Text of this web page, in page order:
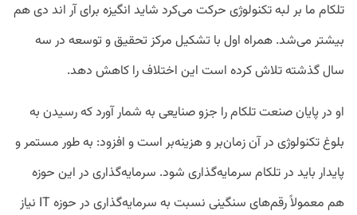
تلکام ما بر لبه تکنولوژی حرکت می‌کرد شاید انگیزه برای آر اند دی هم
بیشتر می‌شد. همراه اول با تشکیل مرکز تحقیق و توسعه در سه
سال گذشته تلاش کرده است این اختلاف را کاهش دهد.
او در پایان صنعت تلکام را جزو صنایعی به شمار آورد که رسیدن به
بلوغ تکنولوژی در آن زمان‌بر و هزینه‌بر است و افزود: به طور مستمر و
پایدار باید در تلکام سرمایه‌گذاری شود. سرمایه‌گذاری‌ در این حوزه
هم معمولاً رقم‌های سنگینی نسبت به سرمایه‌گذاری در حوزه IT نیاز